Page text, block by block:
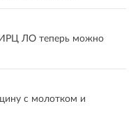
ЛО теперь можно
с молотком и